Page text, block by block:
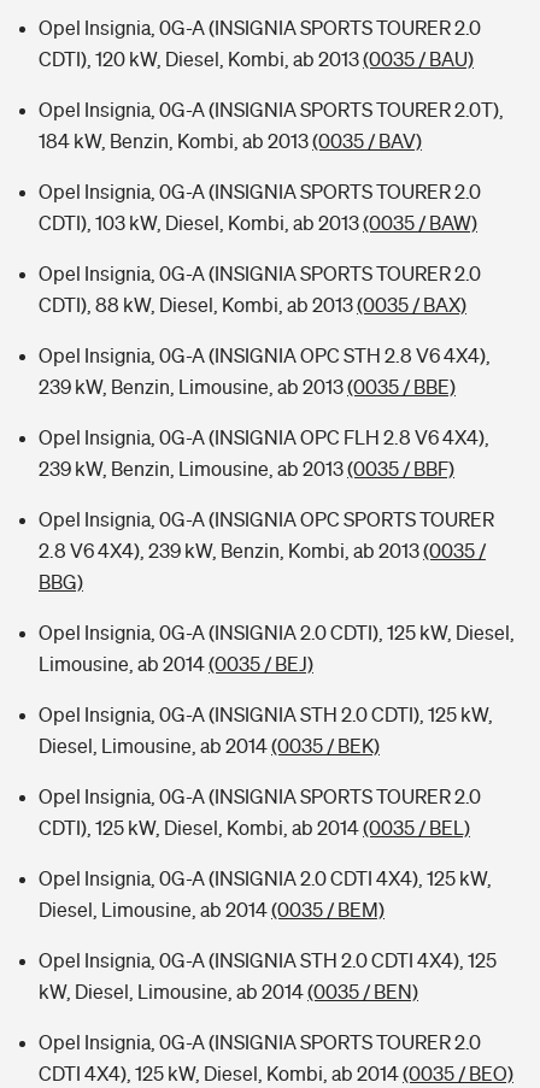
Opel Insignia, 0G-A (INSIGNIA SPORTS TOURER 2.0
CDTI), 120 kW, Diesel, Kombi, ab 2013(0035 / BAU)
Opel Insignia, 0G-A (INSIGNIA SPORTS TOURER 2.0T),
184 kW, Benzin, Kombi, ab 2013(0035 / BAV)
Opel Insignia, 0G-A (INSIGNIA SPORTS TOURER 2.0
CDTI), 103 kW, Diesel, Kombi, ab 2013(0035 / BAW)
Opel Insignia, 0G-A (INSIGNIA SPORTS TOURER 2.0
CDTI), 88 kW, Diesel, Kombi, ab 2013(0035 / BAX)
Opel Insignia, 0G-A (INSIGNIA OPC STH 2.8 V6 4X4),
239 kW, Benzin, Limousine, ab 2013(0035 / BBE)
Opel Insignia, 0G-A (INSIGNIA OPC FLH 2.8 V6 4X4),
239 kW, Benzin, Limousine, ab 2013(0035 / BBF)
Opel Insignia, 0G-A (INSIGNIA OPC SPORTS TOURER
2.8 V6 4X4), 239 kW, Benzin, Kombi, ab 2013(0035 /
BBG)
Opel Insignia, 0G-A (INSIGNIA 2.0 CDTI), 125 kW, Diesel,
Limousine, ab 2014(0035 / BEJ)
Opel Insignia, 0G-A (INSIGNIA STH 2.0 CDTI), 125 kW,
Diesel, Limousine, ab 2014(0035 / BEK)
Opel Insignia, 0G-A (INSIGNIA SPORTS TOURER 2.0
CDTI), 125 kW, Diesel, Kombi, ab 2014(0035 / BEL)
Opel Insignia, 0G-A (INSIGNIA 2.0 CDTI 4X4), 125 kW,
Diesel, Limousine, ab 2014(0035 / BEM)
Opel Insignia, 0G-A (INSIGNIA STH 2.0 CDTI 4X4), 125
kW, Diesel, Limousine, ab 2014(0035 / BEN)
Opel Insignia, 0G-A (INSIGNIA SPORTS TOURER 2.0
CDTI 4X4), 125 kW, Diesel, Kombi, ab 2014(0035 / BEO)